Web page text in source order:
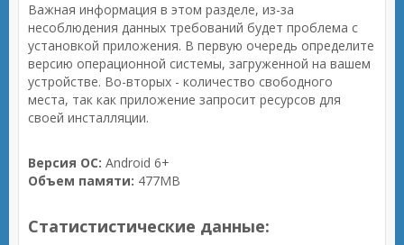
Важная информация в этом разделе, из-за
несоблюдения данных требований будет проблема с
установкой приложения. В первую очередь определите
версию операционной системы, загруженной на вашем
устройстве. Во-вторых - количество свободного
места, так как приложение запросит ресурсов для
своей инсталляции.
Версия ОС: Android 6+
Объем памяти: 477MB
Статистистические данные: